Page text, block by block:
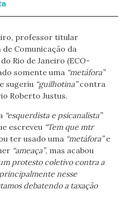
professor titular
Comunicação da
Rio de Janeiro (ECO-
somente uma “metáfora”
sugeriu “guilhotina”contra
Roberto Justus.
“esquerdista e psicanalista”
escreveu “Tem que mtr
ter usado uma “metáfora”e
“ameaça”, mas acabou
protesto coletivo contra a
nesse
debatendo a taxação